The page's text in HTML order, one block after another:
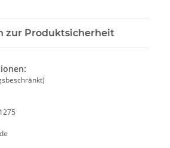
zur Produktsicherheit